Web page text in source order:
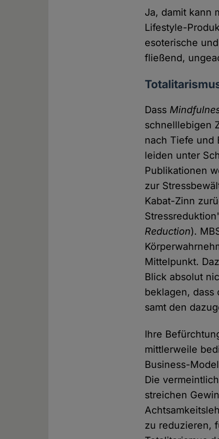
Ja, damit kann
Lifestyle-
esoterische
fließend,
Dass
schnelllebigen
nach Tiefe und
leiden unter
Publikationen
zur
Kabat-Zinn
Reduction).
Mittelpunkt.
Blick absolut
beklagen, dass
samt den
Ihre
mittlerweile
Business-
Die
streichen
zu reduzieren,